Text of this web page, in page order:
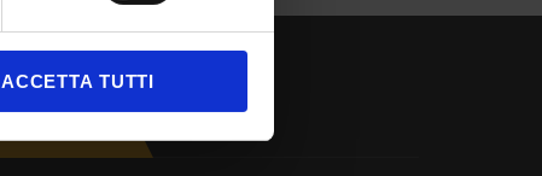
ACCETTA TUTTI